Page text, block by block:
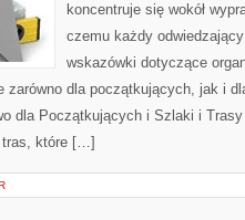
koncentruje się wokół
czemu każdy
wskazówki dotyczące
zarówno dla początkujących, jak i
dla Początkujących i Szlaki i
tras, które […]